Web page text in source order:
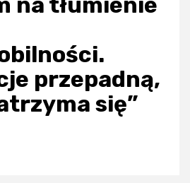
przepadną,
się”